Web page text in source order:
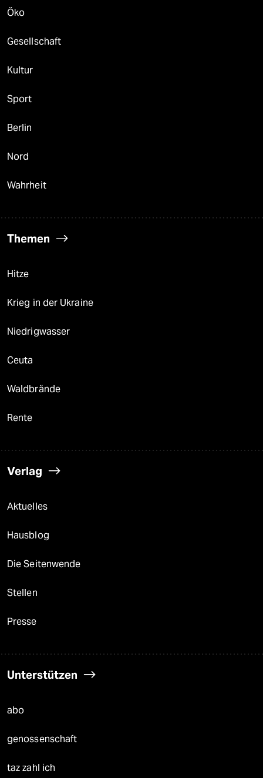
Öko
Gesellschaft
Kultur
Sport
Berlin
Nord
Wahrheit
Themen
Hitze
Krieg in der Ukraine
Niedrigwasser
Ceuta
Waldbrände
Rente
Verlag
Aktuelles
Hausblog
Die Seitenwende
Stellen
Presse
Unterstützen
abo
genossenschaft
taz zahl ich